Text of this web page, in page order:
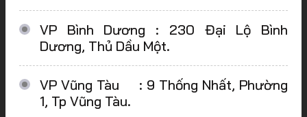
VP Bình Dương : 230 Đại Lộ Bình
Dương, Thủ Dầu Một.
VP Vũng Tàu : 9 Thống Nhất, Phường
1, Tp Vũng Tàu.